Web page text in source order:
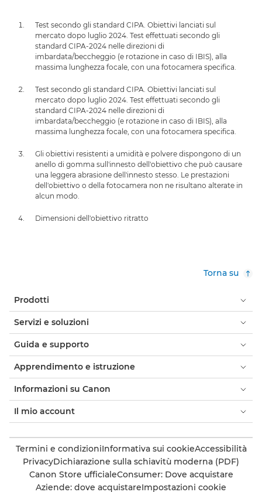
Test secondo gli standard CIPA. Obiettivi lanciati sul
mercato dopo luglio 2024. Test effettuati secondo gli
standard CIPA-2024 nelle direzioni di
imbardata/beccheggio (e rotazione in caso di IBIS), alla
massima lunghezza focale, con una fotocamera specifica.
Test secondo gli standard CIPA. Obiettivi lanciati sul
mercato dopo luglio 2024. Test effettuati secondo gli
standard CIPA-2024 nelle direzioni di
imbardata/beccheggio (e rotazione in caso di IBIS), alla
massima lunghezza focale, con una fotocamera specifica.
Gli obiettivi resistenti a umidità e polvere dispongono di un
anello di gomma sull'innesto dell'obiettivo che può causare
una leggera abrasione dell'innesto stesso. Le prestazioni
dell'obiettivo o della fotocamera non ne risultano alterate in
alcun modo.
Dimensioni dell'obiettivo ritratto
Torna su
Prodotti
Servizi e soluzioni
Guida e supporto
Apprendimento e istruzione
Informazioni su Canon
Il mio account
Termini e condizioniInformativa sui cookieAccessibilità
PrivacyDichiarazione sulla schiavitù moderna (PDF)
Canon Store ufficialeConsumer: Dove acquistare
Aziende: dove acquistareImpostazioni cookie